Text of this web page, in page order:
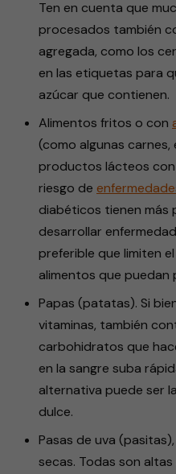
Ten en cuenta que
procesados también
agregada, como los
en las etiquetas para
azúcar que contienen.
Alimentos fritos o con
(como algunas
productos lácteos con
riesgo de
diabéticos tienen más
desarrollar
preferible que limiten
alimentos que
Papas (patatas). Si
vitaminas, también
carbohidratos que
en la sangre suba
alternativa puede ser
dulce.
Pasas de uva
secas. Todas son